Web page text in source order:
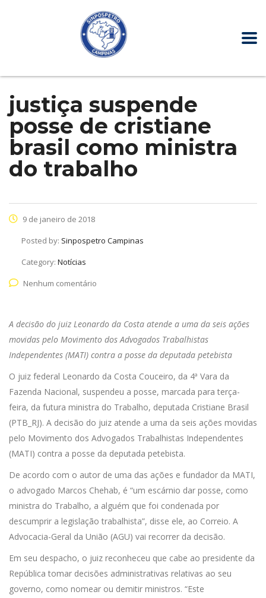
justiça suspende
posse de cristiane
brasil como ministra
do trabalho
9 de janeiro de 2018
Posted by: Sinpospetro Campinas
Category: Notícias
Nenhum comentário
A decisão do juiz Leonardo da Costa atende a uma da seis ações
movidas pelo Movimento dos Advogados Trabalhistas
Independentes (MATI) contra a posse da deputada petebista
O juiz federal Leonardo da Costa Couceiro, da 4ª Vara da
Fazenda Nacional, suspendeu a posse, marcada para terça-
feira, da futura ministra do Trabalho, deputada Cristiane Brasil
(PTB_RJ). A decisão do juiz atende a uma da seis ações movidas
pelo Movimento dos Advogados Trabalhistas Independentes
(MATI) contra a posse da deputada petebista.
De acordo com o autor de uma das ações e fundador da MATI,
o advogado Marcos Chehab, é “um escárnio dar posse, como
ministra do Trabalho, a alguém que foi condenada por
descumprir a legislação trabalhista”, disse ele, ao Correio. A
Advocacia-Geral da União (AGU) vai recorrer da decisão.
Em seu despacho, o juiz reconheceu que cabe ao presidente da
República tomar decisões administrativas relativas ao seu
governo, como nomear ou demitir ministros. “Este